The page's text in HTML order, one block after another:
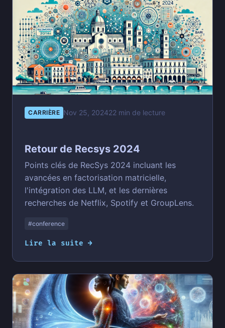
CARRIÈRE Nov 25, 202422 min de lecture
Retour de Recsys 2024
Points clés de RecSys 2024 incluant les
avancées en factorisation matricielle,
l'intégration des LLM, et les dernières
recherches de Netflix, Spotify et GroupLens.
#conference
Lire la suite →